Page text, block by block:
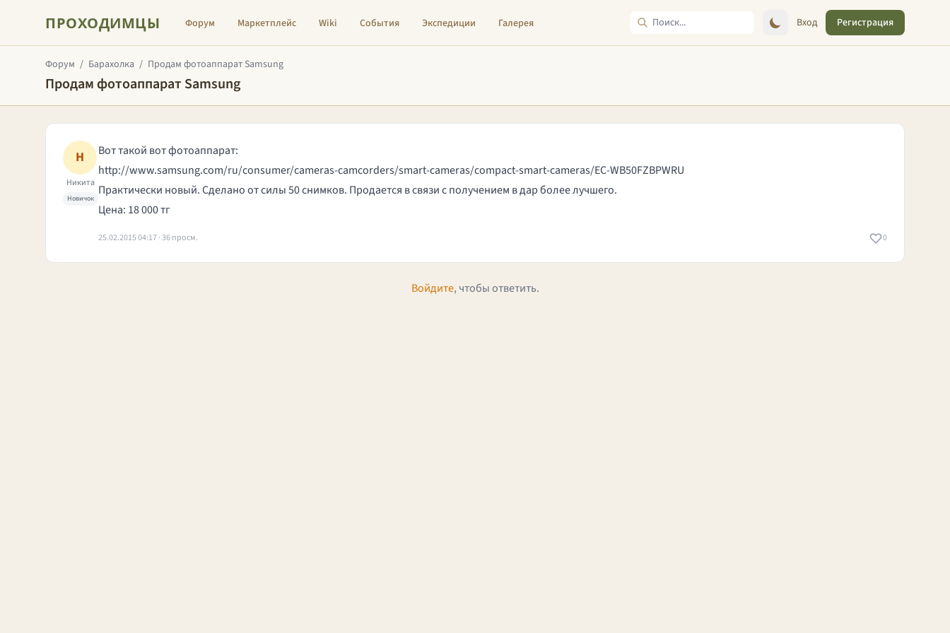
ПРОХОДИМЦЫ Форум Маркетплейс Wiki События Экспедиции Галерея Вход Регистрация
Форум / Барахолка / Продам фотоаппарат Samsung
Продам фотоаппарат Samsung
Н
Никита
Новичок
Вот такой вот фотоаппарат:
http://www.samsung.com/ru/consumer/cameras-camcorders/smart-cameras/compact-smart-cameras/EC-WB50FZBPWRU
Практически новый. Сделано от силы 50 снимков. Продается в связи с получением в дар более лучшего.
Цена: 18 000 тг
25.02.2015 04:17 · 36 просм. 0
Войдите, чтобы ответить.